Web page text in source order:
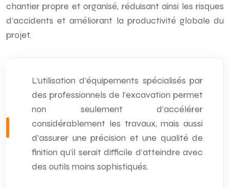
chantier propre et organisé, réduisant ainsi les risques
d’accidents et améliorant la productivité globale du
projet.
L’utilisation d’équipements spécialisés par
des professionnels de l’excavation permet
non seulement d’accélérer
considérablement les travaux, mais aussi
d’assurer une précision et une qualité de
finition qu’il serait difficile d’atteindre avec
des outils moins sophistiqués.